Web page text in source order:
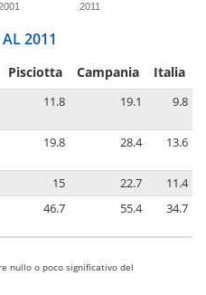
2011
2011
Pisciotta Campania Italia
11.8 19.1 9.8
19.8 28.4 13.6
15 22.7
11.4
46.7 55.4 34.7
nullo o poco significativo del